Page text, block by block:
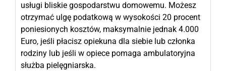
usługi bliskie gospodarstwu domowemu. Możesz
otrzymać ulgę podatkową w wysokości 20 procent
poniesionych kosztów, maksymalnie jednak 4.000
Euro, jeśli płacisz opiekuna dla siebie lub członka
rodziny lub jeśli w opiece pomaga ambulatoryjna
służba pielęgniarska.